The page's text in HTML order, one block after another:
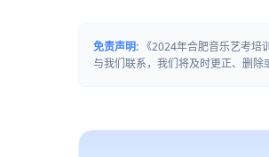
免责声明: 《2024年合肥音乐艺考
与我们联系，我们将及时更正、删